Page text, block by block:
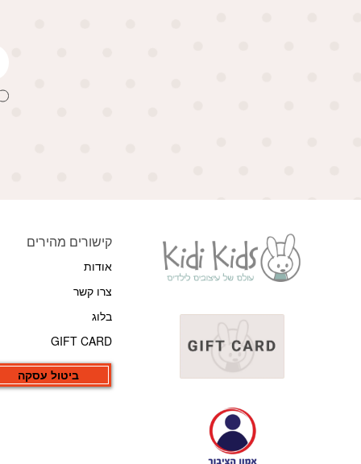
קישורים מהירים
אודות
צרו קשר
בלוג
GIFT CARD
ביטול עסקה